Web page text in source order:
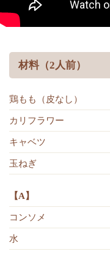
材料（2人前）
鶏もも（皮なし）
カリフラワー
キャベツ
玉ねぎ
【A】
コンソメ
水